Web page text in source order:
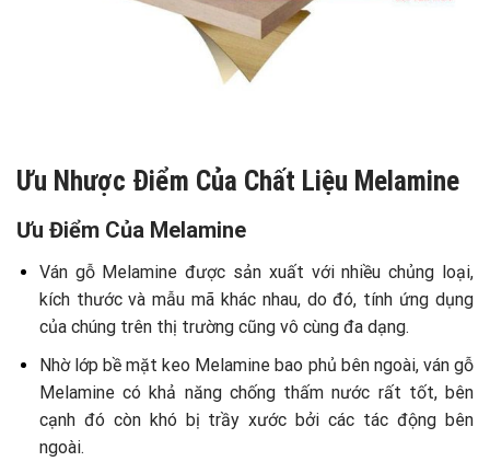
Ưu Nhược Điểm Của Chất Liệu Melamine
Ưu Điểm Của Melamine
Ván gỗ Melamine được sản xuất với nhiều chủng loại,
kích thước và mẫu mã khác nhau, do đó, tính ứng dụng
của chúng trên thị trường cũng vô cùng đa dạng.
Nhờ lớp bề mặt keo Melamine bao phủ bên ngoài, ván gỗ
Melamine có khả năng chống thấm nước rất tốt, bên
cạnh đó còn khó bị trầy xước bởi các tác động bên
ngoài.